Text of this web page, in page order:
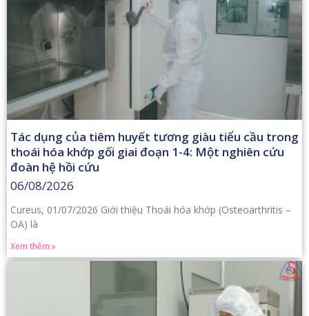
Tác dụng của tiêm huyết tương giàu tiểu cầu trong
thoái hóa khớp gối giai đoạn 1-4: Một nghiên cứu
đoàn hệ hồi cứu
06/08/2026
Cureus, 01/07/2026 Giới thiệu Thoái hóa khớp (Osteoarthritis –
OA) là
Xem thêm »